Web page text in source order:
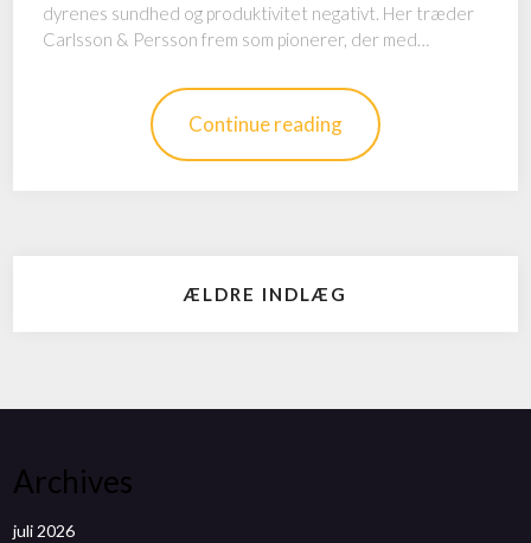
dyrenes sundhed og produktivitet negativt. Her træder
Carlsson & Persson frem som pionerer, der med…
Continue reading
ÆLDRE INDLÆG
Archives
juli 2026